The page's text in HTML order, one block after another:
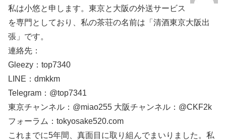
私は小悠と申します。東京と大阪の外送サービス
を専門としており、私の茶荘の名前は「清酒東京大阪出
張」です。
連絡先：
Gleezy：top7340
LINE：dmkkm
Telegram：@top7341
東京チャンネル：@miao255 大阪チャンネル：@CKF2k
フォーラム：tokyosake520.com
これまでに5年間、真面目に取り組んでまいりました。私